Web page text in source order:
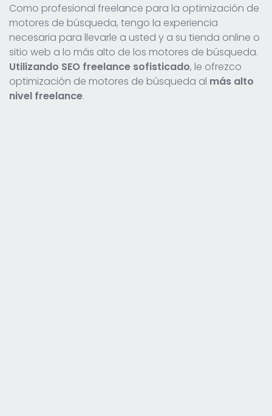
Como profesional freelance para la optimización de
motores de búsqueda, tengo la experiencia
necesaria para llevarle a usted y a su tienda online o
sitio web a lo más alto de los motores de búsqueda.
Utilizando SEO freelance sofisticado, le ofrezco
optimización de motores de búsqueda al más alto
nivel freelance.